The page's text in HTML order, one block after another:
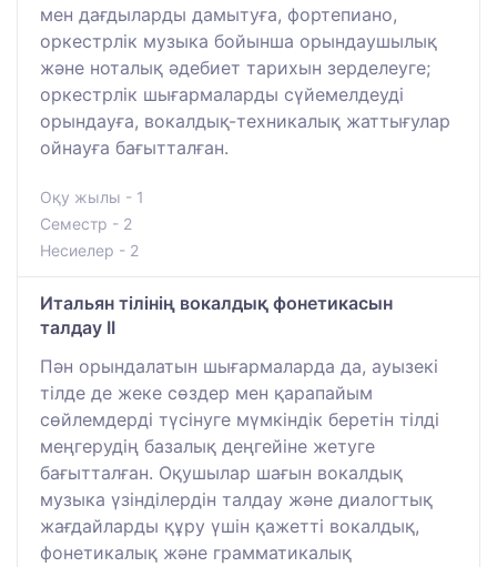
мен дағдыларды дамытуға, фортепиано,
оркестрлік музыка бойынша орындаушылық
және ноталық әдебиет тарихын зерделеуге;
оркестрлік шығармаларды сүйемелдеуді
орындауға, вокалдық-техникалық жаттығулар
ойнауға бағытталған.
Оқу жылы - 1
Семестр - 2
Несиелер - 2
Итальян тілінің вокалдық фонетикасын
талдау ІІ
Пән орындалатын шығармаларда да, ауызекі
тілде де жеке сөздер мен қарапайым
сөйлемдерді түсінуге мүмкіндік беретін тілді
меңгерудің базалық деңгейіне жетуге
бағытталған. Оқушылар шағын вокалдық
музыка үзінділердін талдау және диалогтық
жағдайларды құру үшін қажетті вокалдық,
фонетикалық және грамматикалық